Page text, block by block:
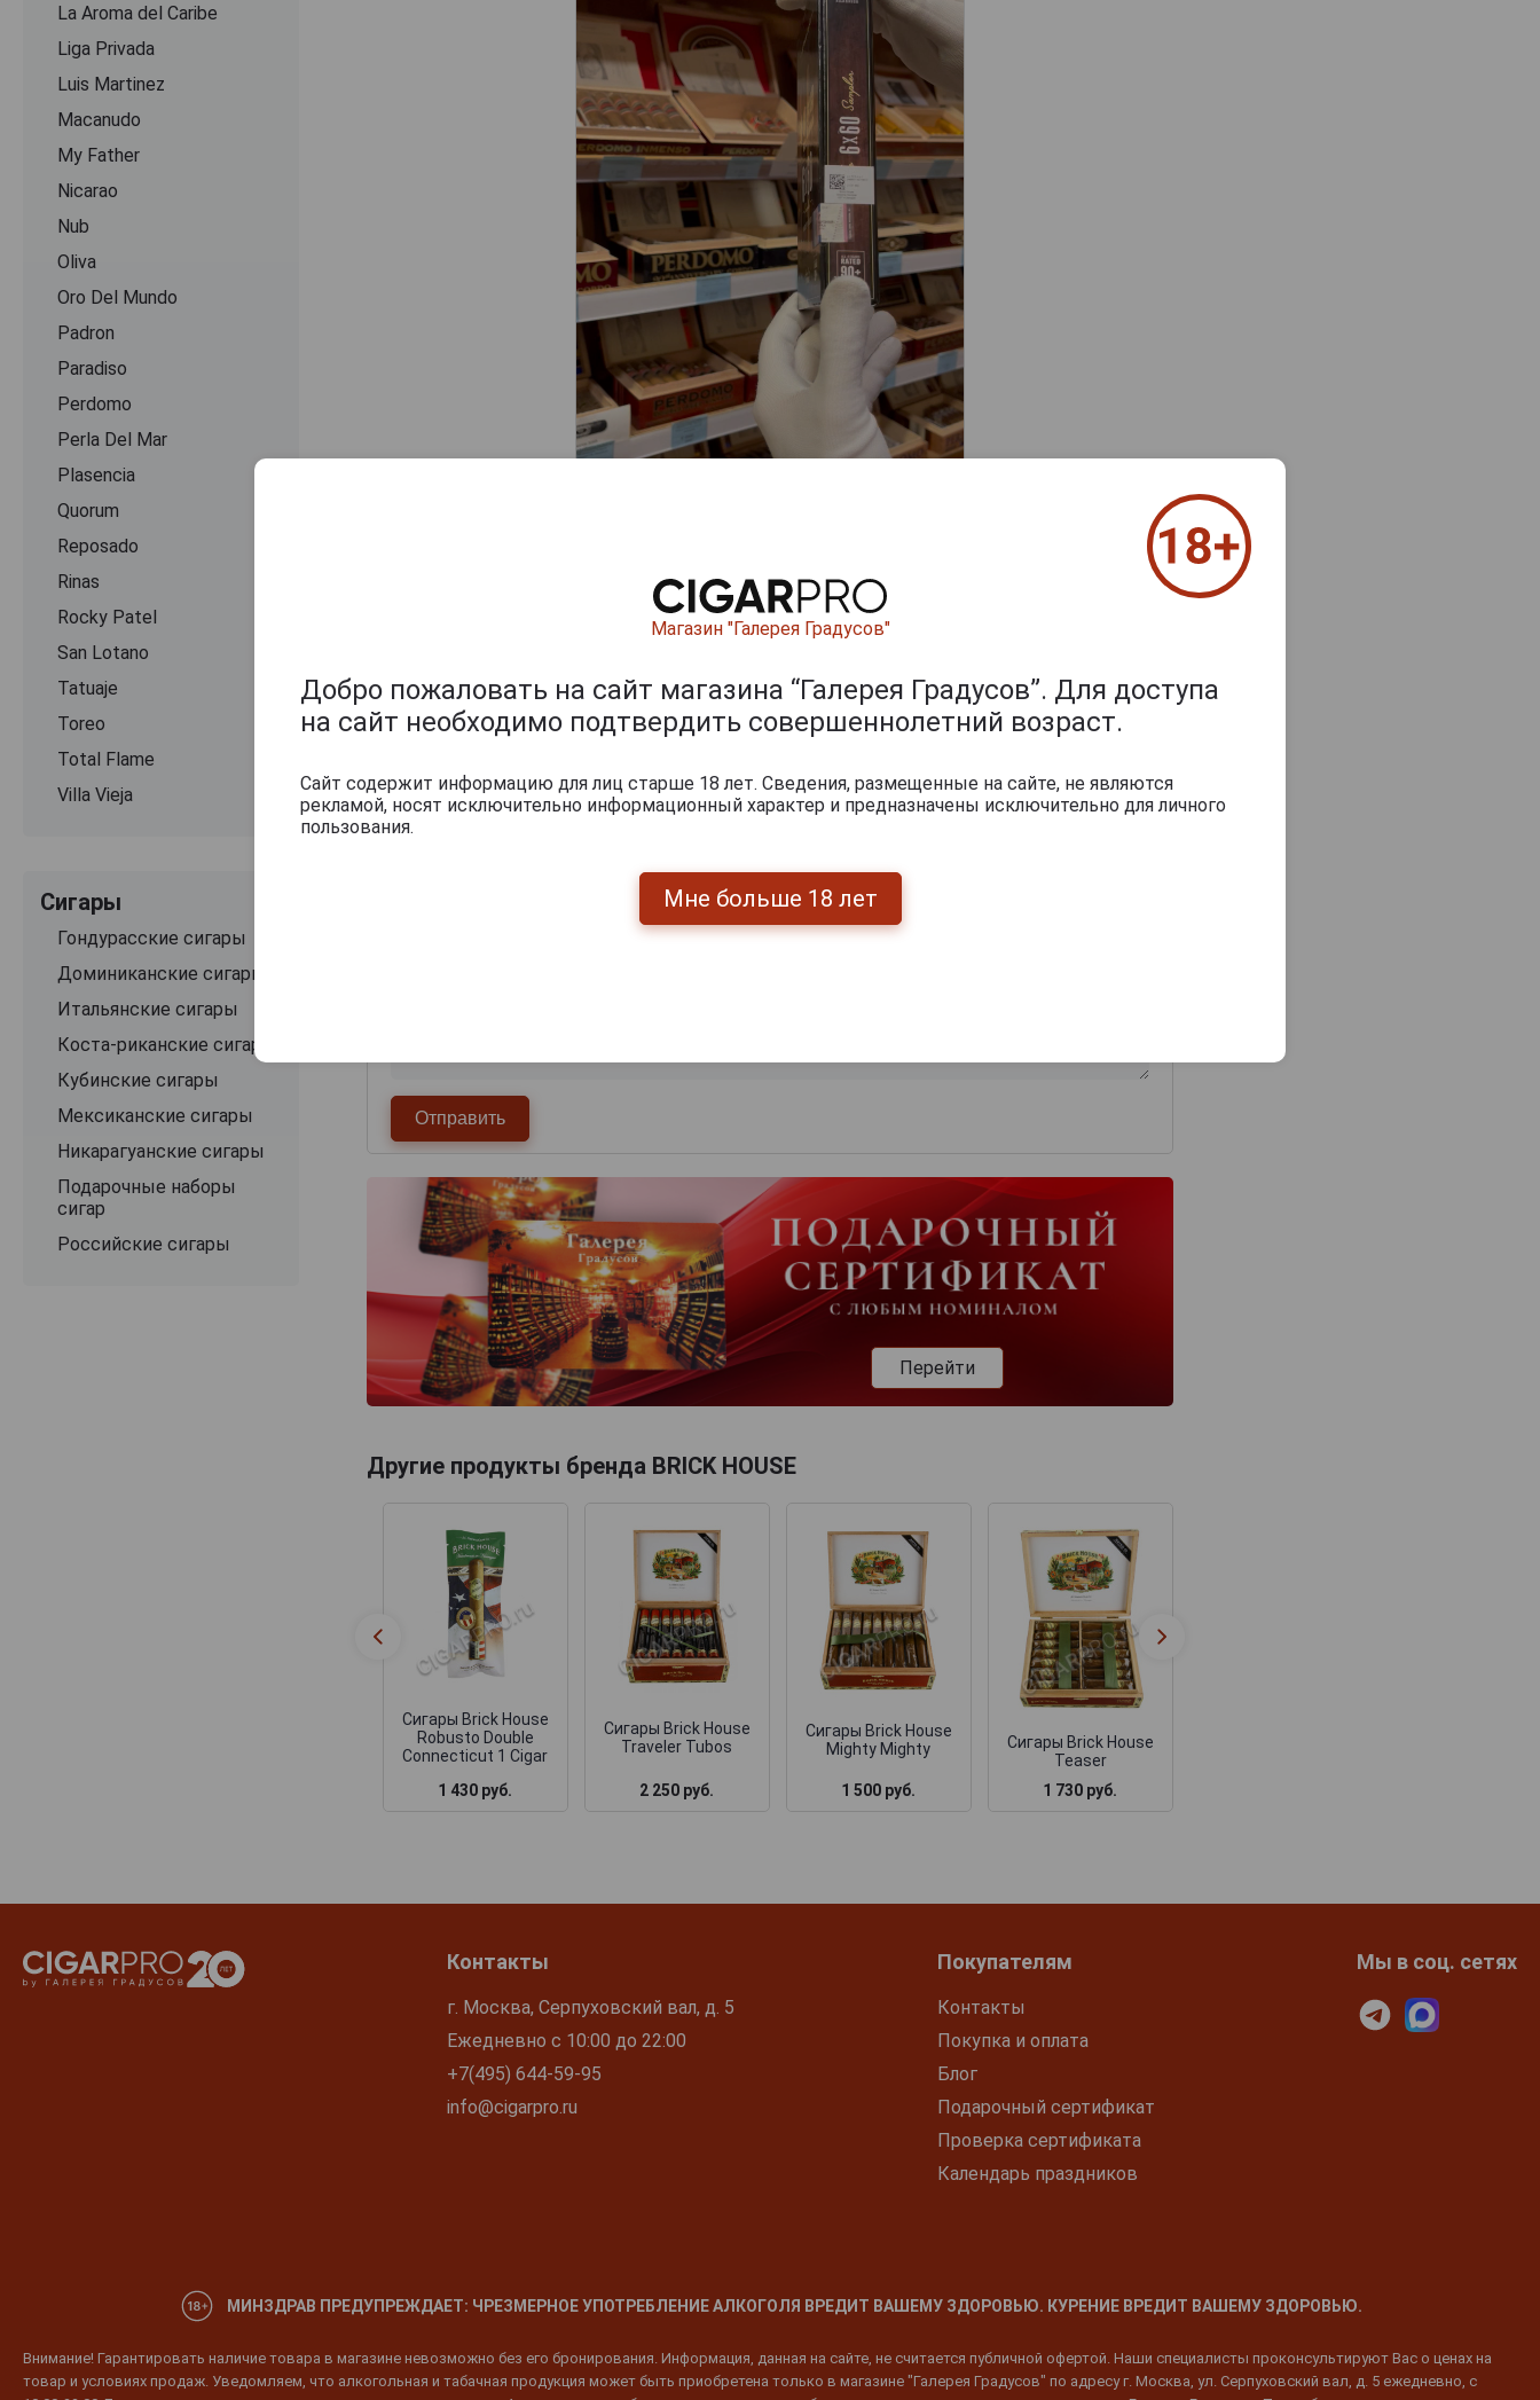
La Aroma del Caribe
Liga Privada
Luis Martinez
Macanudo
My Father
Nicarao
Nub
Oliva
Oro Del Mundo
Padron
Paradiso
Perdomo
Perla Del Mar
Plasencia
Quorum
Reposado
Rinas
Rocky Patel
San Lotano
Tatuaje
Toreo
Total Flame
Villa Vieja
Сигары
Гондурасские сигары
Доминиканские сигары
Итальянские сигары
Коста-риканские сигары
Кубинские сигары
Мексиканские сигары
Никарагуанские сигары
Подарочные наборы
сигар
Российские сигары
Перейти
Другие продукты бренда BRICK HOUSE
Сигары Brick House
Robusto Double
Connecticut 1 Cigar
1 430 руб.
Сигары Brick House
Traveler Tubos
2 250 руб.
Сигары Brick House
Mighty Mighty
1 500 руб.
Сигары Brick House
Teaser
1 730 руб.
Контакты
г. Москва, Серпуховский вал, д. 5
Ежедневно с 10:00 до 22:00
+7(495) 644-59-95
info@cigarpro.ru
Покупателям
Контакты
Покупка и оплата
Блог
Подарочный сертификат
Проверка сертификата
Календарь праздников
Мы в соц. сетях
МИНЗДРАВ ПРЕДУПРЕЖДАЕТ: ЧРЕЗМЕРНОЕ УПОТРЕБЛЕНИЕ АЛКОГОЛЯ ВРЕДИТ ВАШЕМУ ЗДОРОВЬЮ. КУРЕНИЕ ВРЕДИТ ВАШЕМУ ЗДОРОВЬЮ.
Внимание! Гарантировать наличие товара в магазине невозможно без его бронирования. Информация, данная на сайте, не считается публичной офертой. Наши специалисты проконсультируют Вас о ценах на
товар и условиях продаж. Уведомляем, что алкогольная и табачная продукция может быть приобретена только в магазине "Галерея Градусов" по адресу г. Москва, ул. Серпуховский вал, д. 5 ежедневно, с
Магазин "Галерея Градусов"
Добро пожаловать на сайт магазина “Галерея Градусов”. Для доступа
на сайт необходимо подтвердить совершеннолетний возраст.
Сайт содержит информацию для лиц старше 18 лет. Сведения, размещенные на сайте, не являются
рекламой, носят исключительно информационный характер и предназначены исключительно для личного
пользования.
Мне больше 18 лет